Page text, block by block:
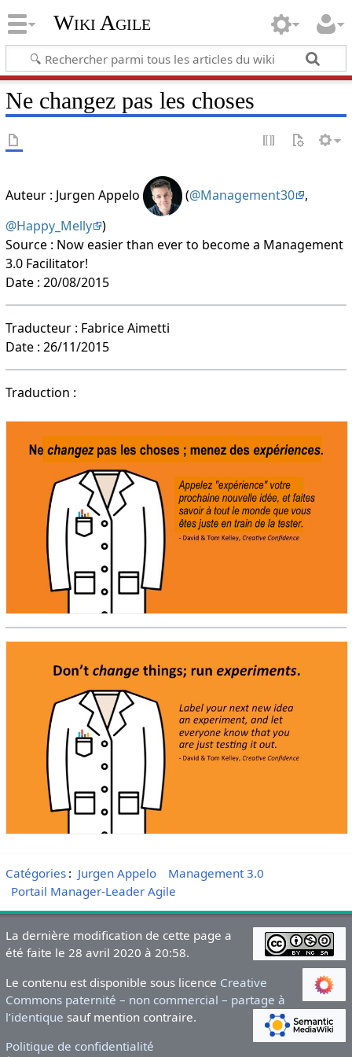
Wiki Agile
Ne changez pas les choses
Auteur : Jurgen Appelo (@Management30
,
@Happy_Melly )
Source : Now easier than ever to become a Management
3.0 Facilitator!
Date : 20/08/2015
Traducteur : Fabrice Aimetti
Date : 26/11/2015
Traduction :
Catégories: Jurgen Appelo
Management 3.0
Portail Manager-Leader Agile
La dernière modification de cette page a
été faite le 28 avril 2020 à 20:58.
Le contenu est disponible sous licence Creative
Commons paternité – non commercial – partage à
l’identique sauf mention contraire.
Politique de confidentialité